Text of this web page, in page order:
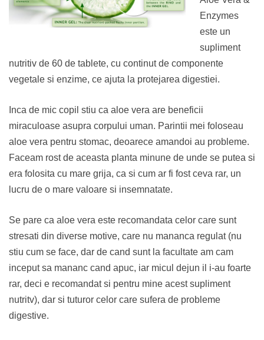
Enzymes
este un
supliment
nutritiv de 60 de tablete, cu continut de componente
vegetale si enzime, ce ajuta la protejarea digestiei.
Inca de mic copil stiu ca aloe vera are beneficii
miraculoase asupra corpului uman. Parintii mei foloseau
aloe vera pentru stomac, deoarece amandoi au probleme.
Faceam rost de aceasta planta minune de unde se putea si
era folosita cu mare grija, ca si cum ar fi fost ceva rar, un
lucru de o mare valoare si insemnatate.
Se pare ca aloe vera este recomandata celor care sunt
stresati din diverse motive, care nu mananca regulat (nu
stiu cum se face, dar de cand sunt la facultate am cam
inceput sa mananc cand apuc, iar micul dejun il i-au foarte
rar, deci e recomandat si pentru mine acest supliment
nutritv), dar si tuturor celor care sufera de probleme
digestive.